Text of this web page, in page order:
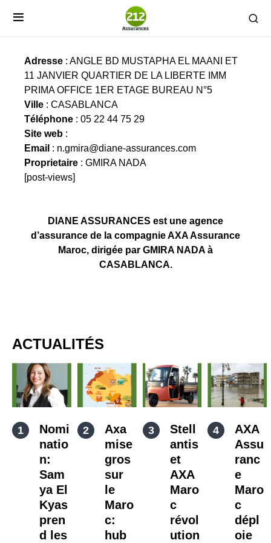
DIANE ASSURANCES
Adresse : ANGLE BD MUSTAPHA EL MAANI ET
11 JANVIER QUARTIER DE LA LIBERTE IMM
PRIMA OFFICE 1ER ETAGE BUREAU N°5
Ville : CASABLANCA
Téléphone : 05 22 44 75 29
Site web :
Email : n.gmira@diane-assurances.com
Proprietaire : GMIRA NADA
[post-views]
DIANE ASSURANCES est une agence
d’assurance de la compagnie AXA Assurance
Maroc, dirigée par GMIRA NADA à
CASABLANCA.
ACTUALITÉS
Nomi
natio
n:
Sam
ya El
Kyas
pren
d les
Axa
mise
gros
sur
le
Maro
c:
hub
Stell
antis
et
AXA
Maro
c
révol
ution
AXA
Assu
ranc
e
Maro
c
dépl
oie